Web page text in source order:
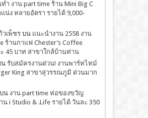
ำ งาน part time ร้าน Mini Big C
น่ง หลายอัตรา รายได้ 9,000-
วเพ็ชรบน เเนะนำงาน 2558 งาน
ร้านกาแฟ Chester’s Coffee
45 บาท สาขาใกล้บ้านท่าน
น รับสมัครงานด่วน! งานพาร์ทไทม์
King สาขาสุวรรณภูมิ ด่วนมาก
บน งาน part time ห่อของขวัญ
น i Studio & .Life รายได้ วันละ 350